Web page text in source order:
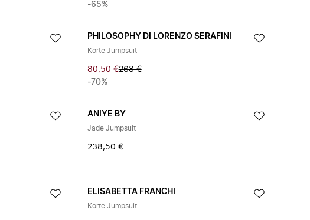
-65%
PHILOSOPHY DI LORENZO SERAFINI
Korte Jumpsuit
80,50 €268 €
-70%
ANIYE BY
Jade Jumpsuit
238,50 €
ELISABETTA FRANCHI
Korte Jumpsuit